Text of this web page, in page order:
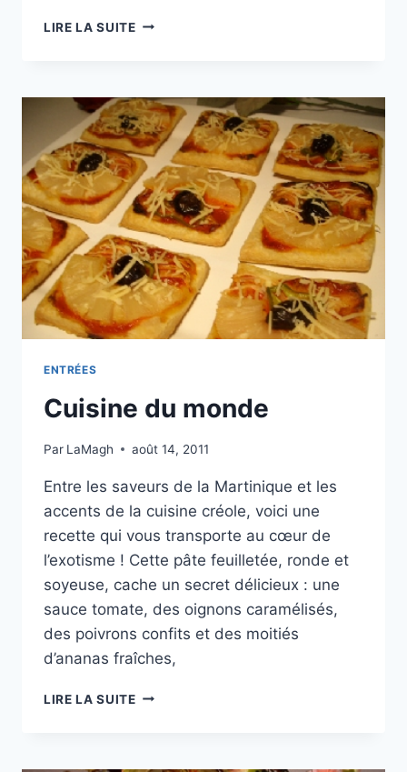
LIRE LA SUITECUISINE
ENTRÉES
Cuisine du monde
Par LaMagh août 14, 2011
Entre les saveurs de la Martinique et les
accents de la cuisine créole, voici une
recette qui vous transporte au cœur de
l’exotisme ! Cette pâte feuilletée, ronde et
soyeuse, cache un secret délicieux : une
sauce tomate, des oignons caramélisés,
des poivrons confits et des moitiés
d’ananas fraîches,
LIRE LA SUITECUISINE